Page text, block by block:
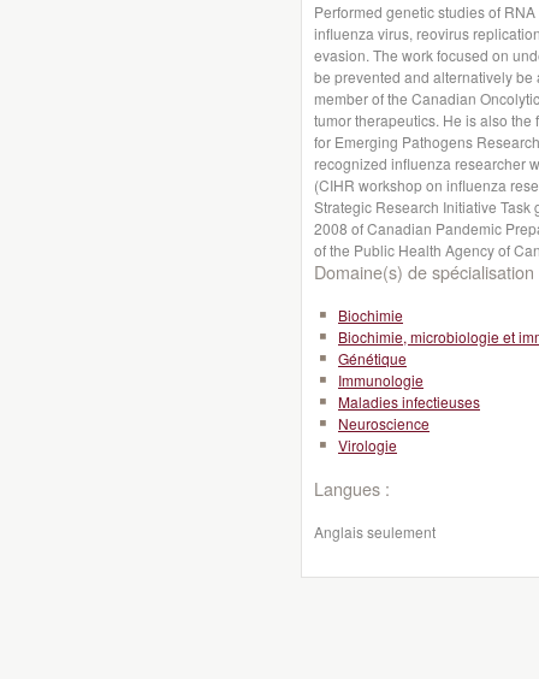
Performed genetic studies of
influenza virus, reovirus
evasion. The work focused on
be prevented and alternatively
member of the Canadian
tumor therapeutics. He is also
for Emerging Pathogens
recognized influenza researcher
(CIHR workshop on influenza
Strategic Research Initiative
2008 of Canadian Pandemic
of the Public Health Agency of
Domaine(s) de spécialisation
Biochimie
Biochimie, microbiologie et
Génétique
Immunologie
Maladies infectieuses
Neuroscience
Virologie
Langues :
Anglais seulement